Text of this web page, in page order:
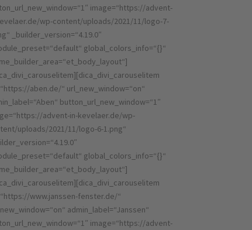
image=“https://advent-
wp-content/uploads/2021/11/logo-7-
_builder_version=“4.19.0″
global_colors_info=“{}“
aben.de/“ url_new_window=“on“
button_url_new_window=“1″
advent-in-kevelaer.de/wp-
uploads/2021/11/logo-6-1.png“
global_colors_info=“{}“
www.janssen-fenster.de/“
admin_label=“Janssen“
image=“https://advent-